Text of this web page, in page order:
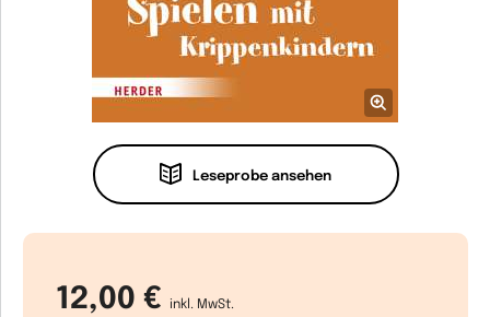
Leseprobe ansehen
12,00 € inkl. MwSt.